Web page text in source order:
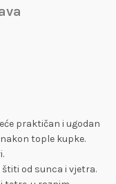
praktičan i ugodan
tople kupke.
štiti od sunca i vjetra.